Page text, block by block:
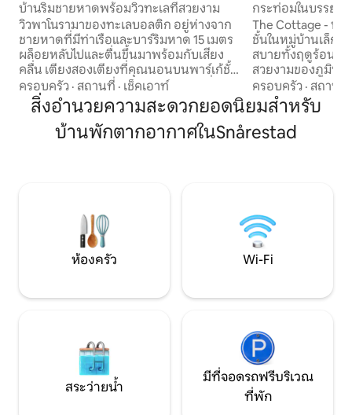
บ้านริมชายหาดพร้อมวิวทะเลที่สวยงาม
วิวพาโนรามาของทะเลบอลติก อยู่ห่างจาก
ชายหาดที่มีท่าเรือและบาร์ริมหาด 15 เมตร
ผล็อยหลับไปและตื่นขึ้นมาพร้อมกับเสียง
คลื่น เตียงสองเตียงที่คุณนอนบนพาร์เก้ชั้น
แรกและมองเห็นวิวทะเล ห้องครัวเล็กที่มี
เตา 2 หัว ไมโครเวฟ เครื่องชงกาแฟ ตู้เย็น
และตู้แช่แข็ง พื้นที่รับประทานอาหารขนาด
เล็ก เก้าอี้นวม 2 ตัว ทีวี Wi-Fi ห้องน้ำมีฝักบัว
และโถสุขภัณฑ์ ระเบียงขนาดใหญ่ เตาแก๊ส
และสถานีรถไฟที่มีการคมนาคมที่ดี
ครอบครัว · สถานที่ · เช็คเอาท์
กระท่อมในบรรย
โอสเตอร์เลน สโกเน
The Cottage - บ้า
ชั้นในหมู่บ้านเล็ก
สบายทั้งฤดูร้อนแ
สวยงามของภูมิทั
และยังมีวิวทะเลด้
ตกแต่งอย่างมีรสนิ
นั่งรถไปยัง Ystad
และ 2 กม. ไปยังหา
การว่ายน้ำในทะเ
ที่สะดวกสบาย ยิน
ครอบครัว · สถานที่
สิ่งอำนวยความสะดวกยอดนิยมสำหรับ
บ้านพักตากอากาศในSnårestad
ห้องครัว Wi-Fi
สระว่ายน้ำ
มีที่จอดรถฟรีบริเวณ
ที่พัก